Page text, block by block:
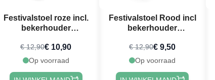
Festivalstoel roze incl.
bekerhouder
€ 12,90€ 10,90
Op voorraad
Festivalstoel Rood incl
bekerhouder
€ 12,90€ 9,50
Op voorraad